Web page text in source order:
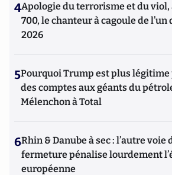
4Apologie du terrorisme et du viol,
700, le chanteur à cagoule de l’un
2026
5Pourquoi Trump est plus
des comptes aux géants du
Mélenchon à Total
6Rhin & Danube à sec : l’autre voie
fermeture pénalise lourdement
européenne